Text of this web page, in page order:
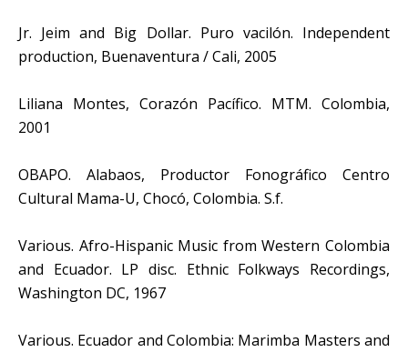
Jr. Jeim and Big Dollar. Puro vacilón. Independent
production, Buenaventura / Cali, 2005
Liliana Montes, Corazón Pacífico. MTM. Colombia,
2001
OBAPO. Alabaos, Productor Fonográfico Centro
Cultural Mama-U, Chocó, Colombia. S.f.
Various. Afro-Hispanic Music from Western Colombia
and Ecuador. LP disc. Ethnic Folkways Recordings,
Washington DC, 1967
Various. Ecuador and Colombia: Marimba Masters and